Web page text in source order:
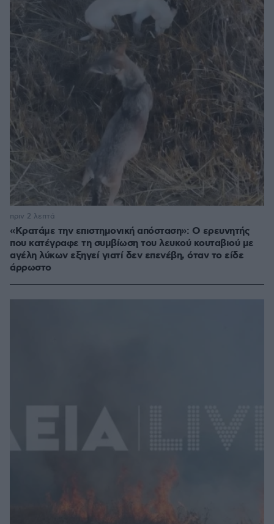
«Κρατάμε την επιστημονική απόσταση»: Ο ερευνητής
που κατέγραφε τη συμβίωση του λευκού κουταβιού με
αγέλη λύκων εξηγεί γιατί δεν επενέβη, όταν το είδε
άρρωστο
πριν 2 λεπτά